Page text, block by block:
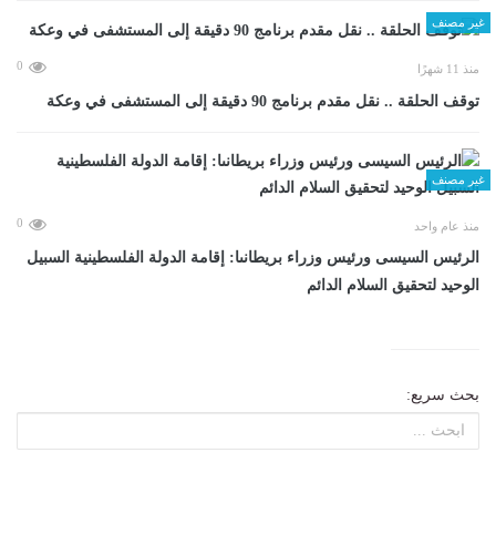
غير مصنف
منذ 11 شهرًا 0
توقف الحلقة .. نقل مقدم برنامج 90 دقيقة إلى المستشفى في وعكة
غير مصنف
منذ عام واحد 0
الرئيس السيسى ورئيس وزراء بريطانىا: إقامة الدولة الفلسطينية السبيل
الوحيد لتحقيق السلام الدائم
بحث سريع: